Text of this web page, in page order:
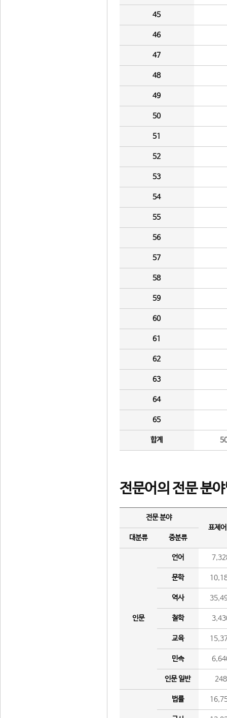
45
46
47
48
49
50
51
52
53
54
55
56
57
58
59
60
61
62
63
64
65
합계
전문어의 전문 분
전문 분야
표제
대분류
중분류
인문
언어
문학
역사
철학
교육
민속
인문 일반 248
법률